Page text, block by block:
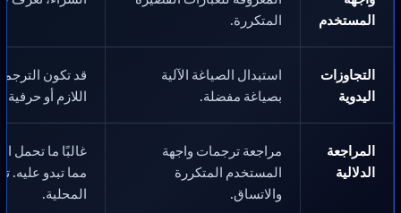
المستخدم
المتكررة.
التجاوزات
اليدوية
استبدال الصياغة الآلية
بصياغة مفضلة.
قد تكون
اللازم أو حرفية
المراجعة
الدلالية
مراجعة ترجمات واجهة
المستخدم المتكررة
والاتساق.
غالبًا ما تحمل
مما تبدو عليه.
المحلية.